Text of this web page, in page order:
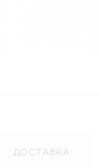
ДОСТАВКА